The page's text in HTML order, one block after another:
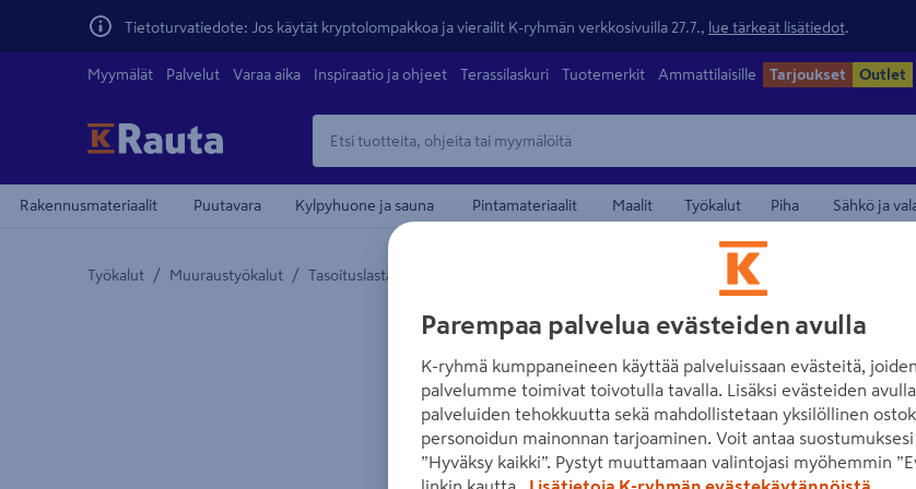
Tietoturvatiedote: Jos käytät kryptolompakkoa ja vierailit K-ryhmän verkkosivuilla 27.7., lue tärkeät lisätiedot
Myymälät Palvelut Varaa aika Inspiraatio ja ohjeet Terassilaskuri Tuotemerkit Ammattilaisille Tarjoukset Outlet
Rakennusmateriaalit Puutavara Kylpyhuone ja sauna Pintamateriaalit Maalit Työkalut Piha Sähkö ja
Työkalut / Muuraustyökalut / Tasoituslastat ja laastikammat
Yksityiskohtainen kuvaus löytyy Tuotteen kuvaus -maamerkistä
Tuotenumero:
Puukahva,
Parempaa palvelua evästeiden avulla
K-ryhmä kumppaneineen käyttää palveluissaan evästeitä,
palvelumme toimivat toivotulla tavalla. Lisäksi evästeiden
palveluiden tehokkuutta sekä mahdollistetaan yksilöllinen
personoidun mainonnan tarjoaminen. Voit antaa
”Hyväksy kaikki”. Pystyt muuttamaan valintojasi myöhemmin